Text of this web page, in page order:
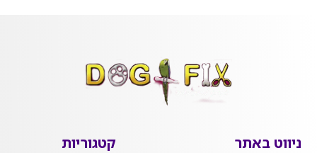
ניווט באתר קטגוריות